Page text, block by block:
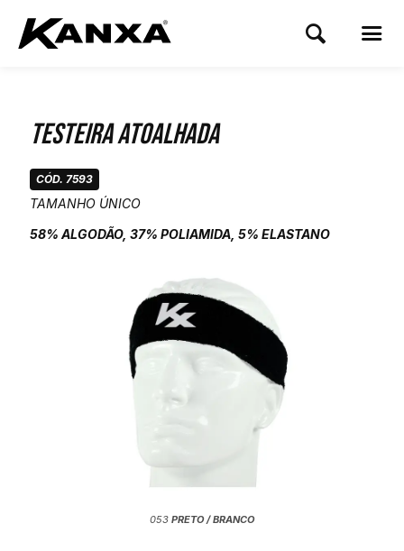
Testeira Atoalhada
CÓD. 7593
TAMANHO ÚNICO
58% ALGODÃO, 37% POLIAMIDA, 5% ELASTANO
053 PRETO / BRANCO